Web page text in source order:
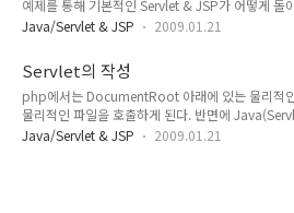
서 받아도 되며, 이클립스 자체에서 업데이트 해도
스 자체에서 업데이트 하는 방법은 아래와 같다.(가
와 같이 한 후 ..
예제를 통해 기본적인 Servlet & JSP가 어떻게 돌
해 본다. 기본적인 디렉토리는 아래와 같다는 가정하
com.example.model 패키지를 만든다.(패키지는
같은 개념이다.) web 디렉토리 밑에는 일반적인
가며, model 밑에는 Pojo Java가 들어간다. 기
일인 form.html과 결과값을 처리할 jsp 파일인
은 WebContent 밑에 들어간다. 2. web.xml 작성
Java/Servlet & JSP 2009.01.21
Servlet의 작성
php에서는 DocumentRoot 아래에 있는 물리적
물리적인 파일을 호출하게 된다. 반면에
web.xml을 통해 url과 물리적인 servlet class를 맵
Java/Servlet & JSP 2009.01.21